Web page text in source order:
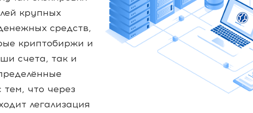
крупных
средств,
криптобиржи и
счета, так и
тем, что через
легализация